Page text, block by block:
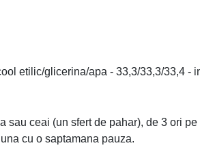
etilic/glicerina/apa - 33,3/33,3/33,4 -
ceai (un sfert de pahar), de 3 ori
cu o saptamana pauza.